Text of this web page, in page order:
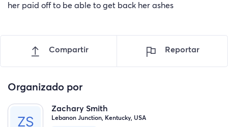
her paid off to be able to get back her ashes
Compartir Reportar
Organizado por
Zachary Smith
Lebanon Junction, Kentucky, USA